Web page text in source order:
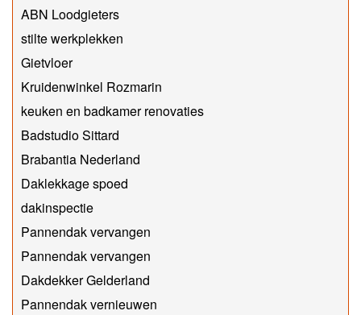
ABN Loodgieters
stilte werkplekken
Gietvloer
Kruidenwinkel Rozmarin
keuken en badkamer renovaties
Badstudio Sittard
Brabantia Nederland
Daklekkage spoed
dakinspectie
Pannendak vervangen
Pannendak vervangen
Dakdekker Gelderland
Pannendak vernieuwen